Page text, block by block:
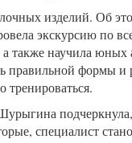
изделий. Об
экскурсию по
а также научила юных
правильной формы и
тренироваться.
специалист